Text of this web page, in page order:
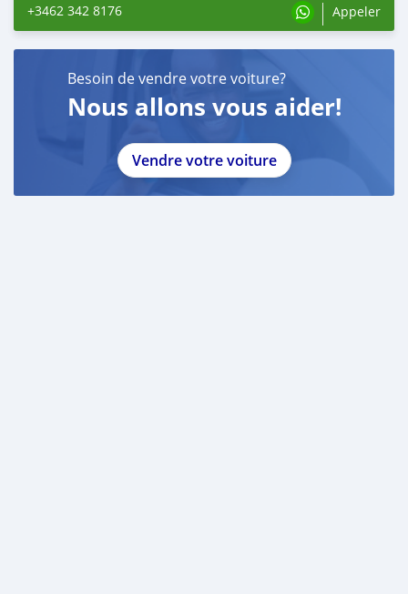
+3462 342 8176 Appeler
Besoin de vendre votre voiture?
Nous allons vous aider!
Vendre votre voiture